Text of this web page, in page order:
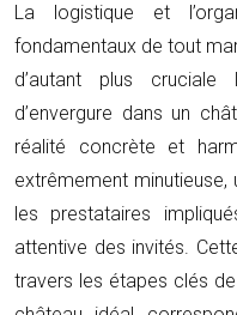
La logistique et
fondamentaux de tout
d’autant plus cruciale
d’envergure dans un
réalité concrète et
extrêmement
les prestataires
attentive des invités.
travers les étapes clés